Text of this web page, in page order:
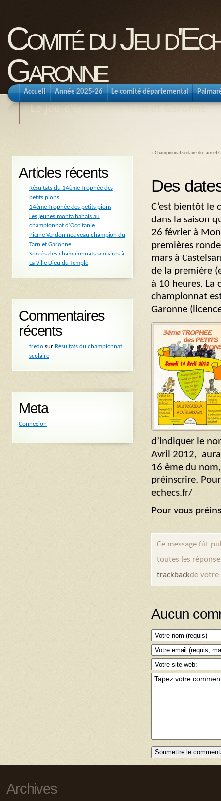
Comité du Jeu
Garonne
Le jeu d'Echecs en Tarn et Garonne
Accueil Année 2025-26 Le comité départemental
« Championnat scolaire du Tarn et
Des
C’est bientôt le
dans la saison
26 février à
premières
mars à
de la première
à 10 heures. La
championnat
Garonne
d’indiquer le
Avril 2012,
16 ème du
préinscrire.
echecs.fr/
Pour vous
Ce message fût
toutes les
trackbackde votre
Aucun
Articles récents
Résultats du 14ème Trophée des
petits pions
14ème Trophée des petits pions
Les jeunes montalbanais au
championnat d’Occitanie
Pierre Verdon nouveau champion du
Tarn et Garonne
Succès des championnats scolaires à
La Ville Dieu du Temple
Commentaires
récents
fredosur Résultats du championnat
scolaire
Meta
Connexion
Archives